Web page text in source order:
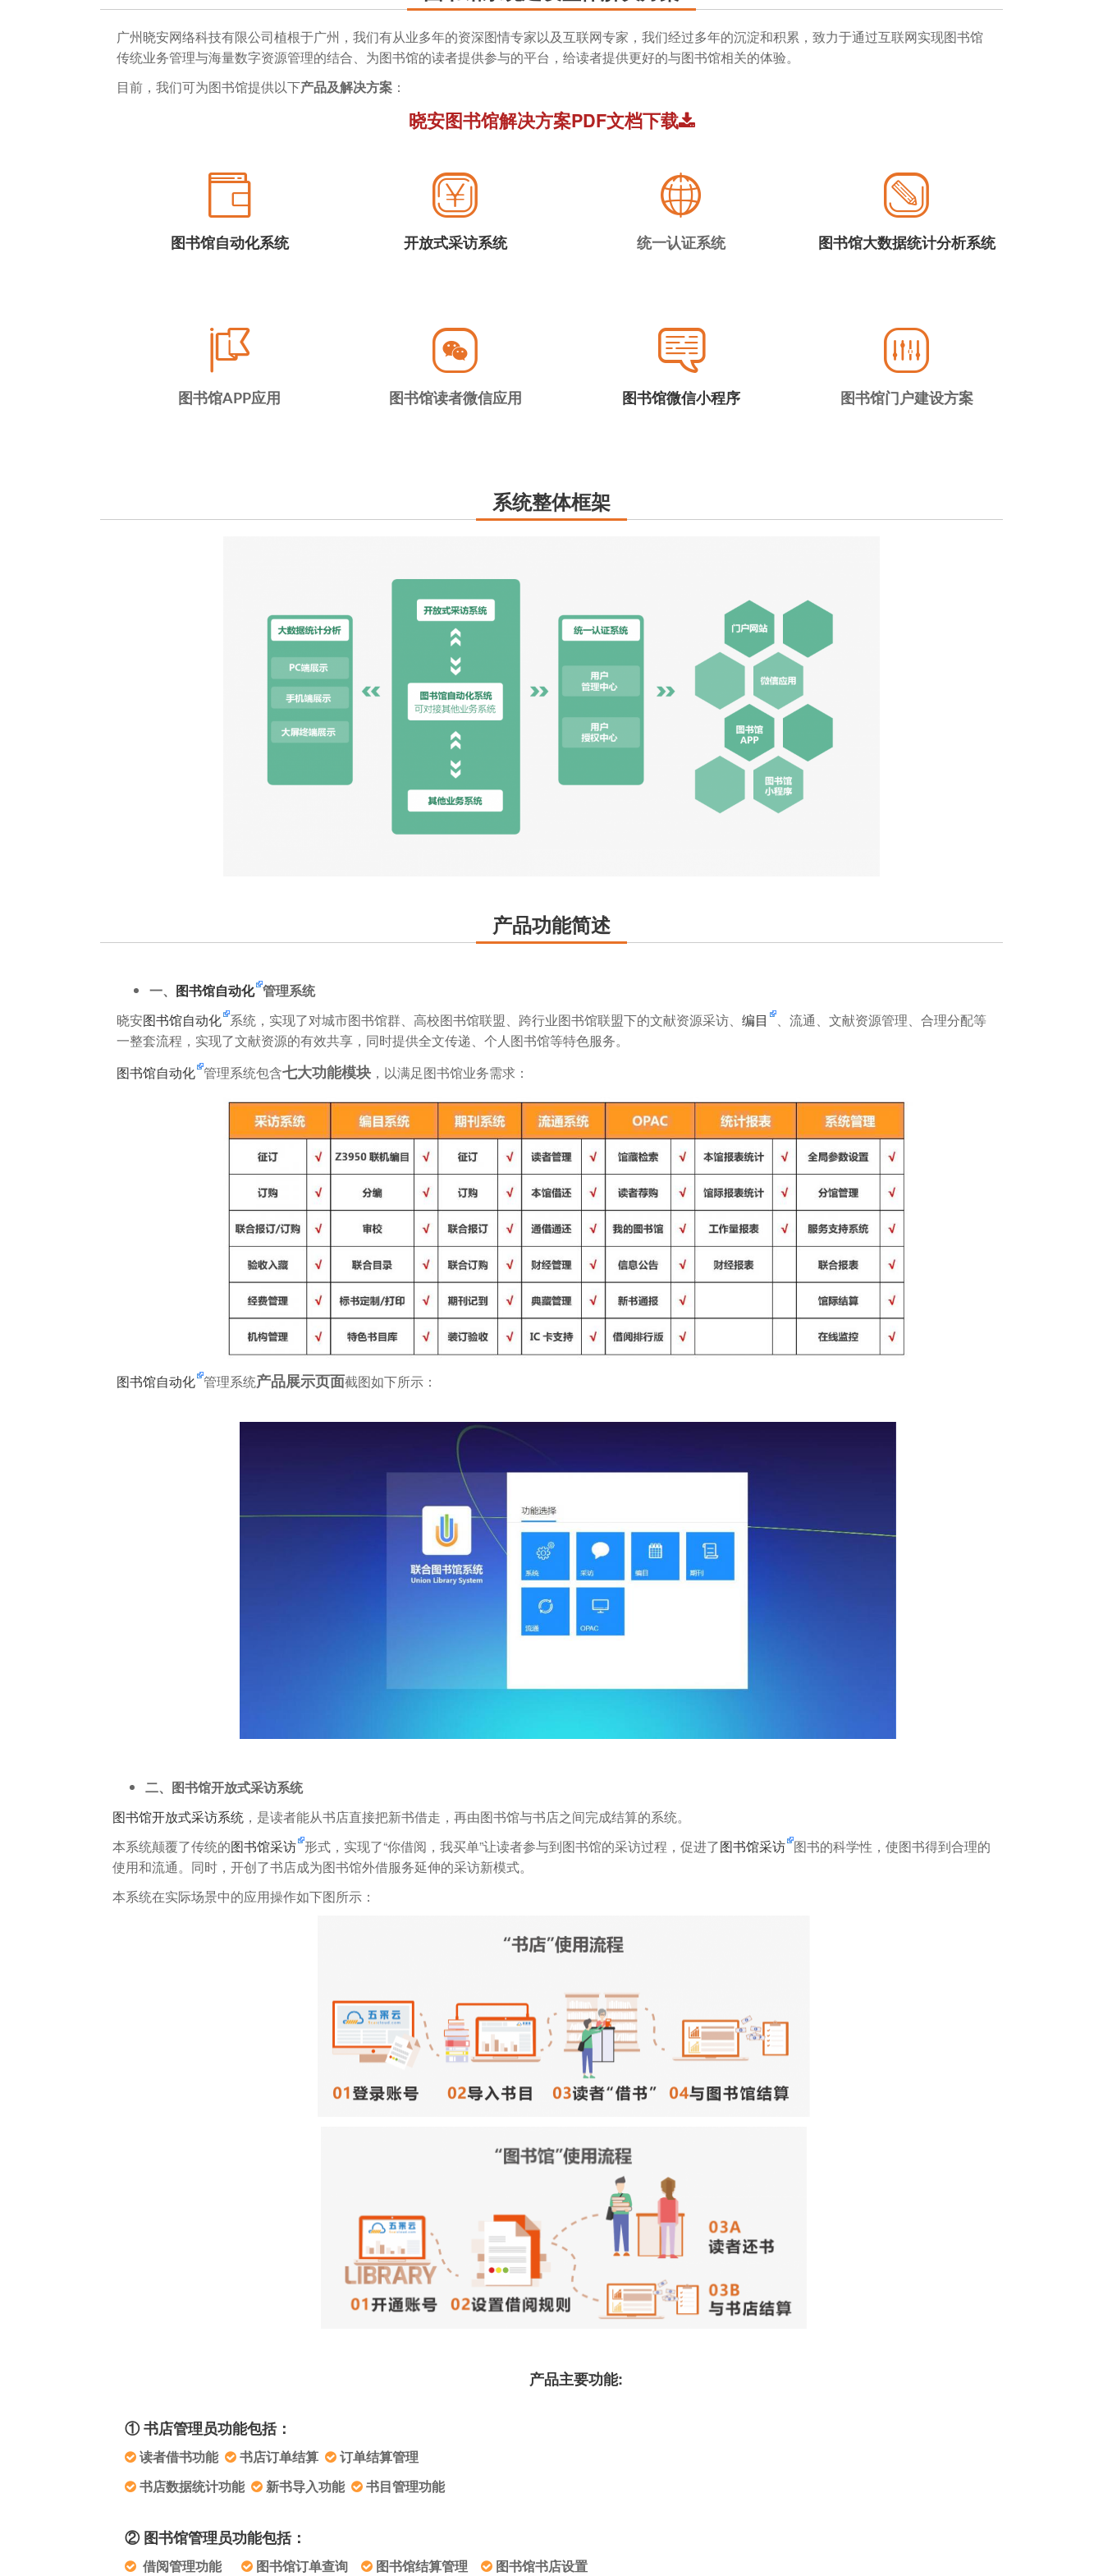
广州晓安网络科技有限公司植根于广州，我们有从业多年的资深图情专家以及互联网专家，我们经过多年的沉淀和积累，致力于通过互联网实现图书馆
传统业务管理与海量数字资源管理的结合、为图书馆的读者提供参与的平台，给读者提供更好的与图书馆相关的体验。
目前，我们可为图书馆提供以下产品及解决方案 ：
晓安图书馆解决方案PDF文档下载
图书馆自动化系统 开放式采访系统 统一认证系统 图书馆大数据统计分析系统
图书馆APP应用 图书馆读者微信应用 图书馆微信小程序 图书馆门户建设方案
系统整体框架
产品功能简述
一、 图书馆自动化 管理系统
晓安图书馆自动化 系统，实现了对城市图书馆群、高校图书馆联盟、跨行业图书馆联盟下的文献资源采访、 编目
、流通、文献资源管理、合理分配等
一整套流程，实现了文献资源的有效共享，同时提供全文传递、个人图书馆等特色服务。
图书馆自动化 管理系统包含七大功能模块 ，以满足图书馆业务需求：
图书馆自动化 管理系统产品展示页面截图如下所示：
二、图书馆开放式采访系统
图书馆开放式采访系统 ，是读者能从书店直接把新书借走，再由图书馆与书店之间完成结算的系统。
本系统颠覆了传统的图书馆采访 形式，实现了“你借阅，我买单”让读者参与到图书馆的采访过程，促进了图书馆采访 图书的科学性，使图书得到合理的
使用和流通。同时，开创了书店成为图书馆外借服务延伸的采访新模式。
本系统在实际场景中的应用操作如下图所示：
产品主要功能:
① 书店管理员功能包括：
读者借书功能 书店订单结算
订单结算管理
书店数据统计功能
新书导入功能 书目管理功能
② 图书馆管理员功能包括：
借阅管理功能 图书馆订单查询 图书馆结算管理 图书馆书店设置